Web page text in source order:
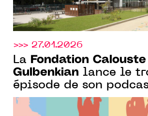
>>> 27.01.2026
La
Fondation Calouste
Gulbenkian lance le
épisode de son
consacré aux artistes
portugais et à leurs